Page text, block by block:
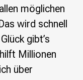
möglichen
wird schnell
gibt’s
Millionen
über